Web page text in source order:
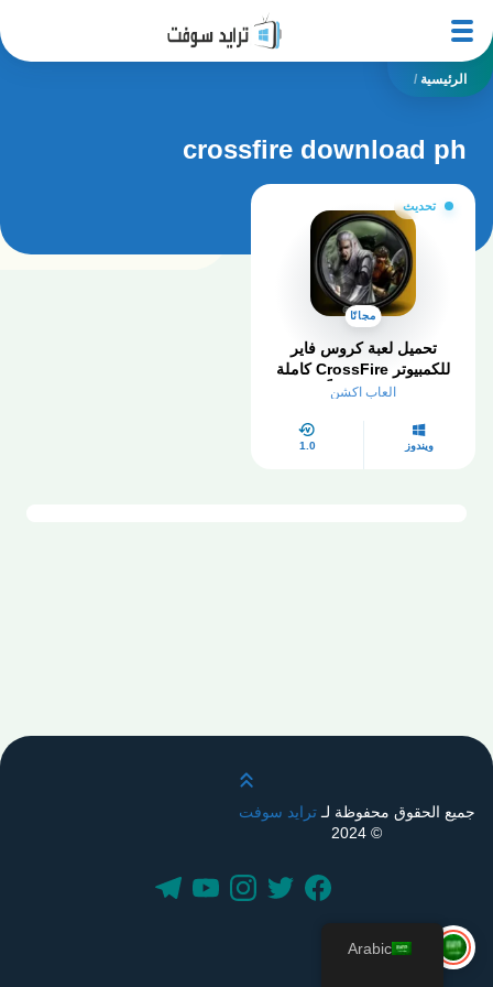
الرئيسية /
crossfire download ph
تحديث
مجانًا
تحميل لعبة كروس فاير
للكمبيوتر CrossFire كاملة
2025 مجاناً
العاب اكشن
ويندوز 1.0
قم بالتمرير لأعلى
جميع الحقوق محفوظة لـترايد سوفت
© 2024
Arabic